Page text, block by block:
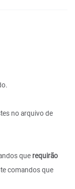
no arquivo de
que requirão
comandos que